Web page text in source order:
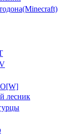
лесник